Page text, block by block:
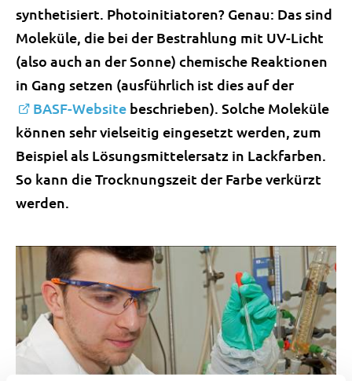
synthetisiert. Photoinitiatoren? Genau: Das sind
Moleküle, die bei der Bestrahlung mit UV-Licht
(also auch an der Sonne) chemische Reaktionen
in Gang setzen (ausführlich ist dies auf der
BASF-Website beschrieben). Solche Moleküle
können sehr vielseitig eingesetzt werden, zum
Beispiel als Lösungsmittelersatz in Lackfarben.
So kann die Trocknungszeit der Farbe verkürzt
werden.